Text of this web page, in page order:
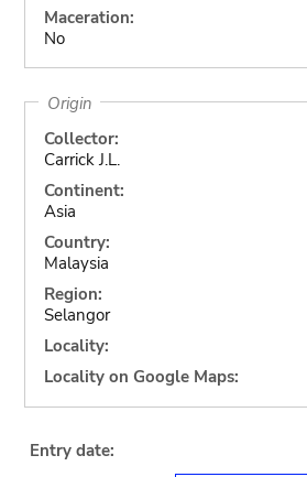
Maceration:
No
Origin
Collector:
Carrick J.L.
Continent:
Asia
Country:
Malaysia
Region:
Selangor
Locality:
Locality on Google Maps:
Entry date: